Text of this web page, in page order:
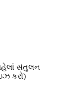
પહેલાં સંતુલન
કરો)